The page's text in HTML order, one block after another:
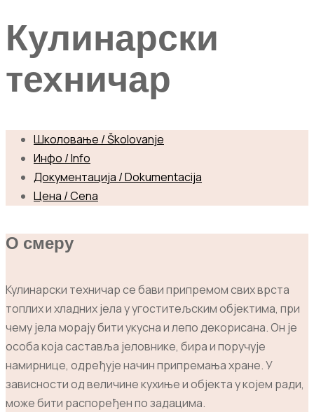
Кулинарски
техничар
Школовање / Školovanje
Инфо / Info
Документација / Dokumentacija
Цена / Cena
О смеру
Кулинарски техничар се бави припремом свих врста
топлих и хладних јела у угоститељским објектима, при
чему јела морају бити укусна и лепо декорисана. Он је
особа која саставља јеловнике, бира и поручује
намирнице, одређује начин припремања хране. У
зависности од величине кухиње и објекта у којем ради,
може бити распоређен по задацима.